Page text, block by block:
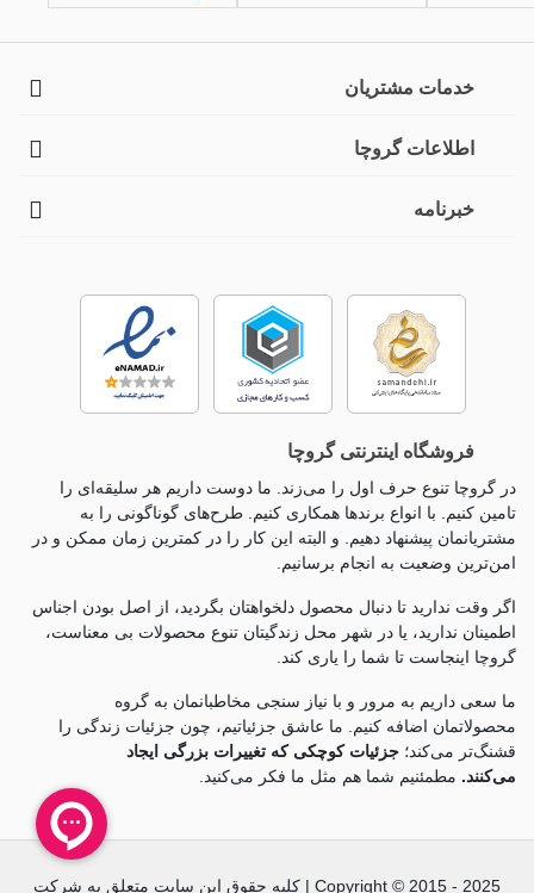
خدمات مشتریان
اطلاعات گروچا
خبرنامه
فروشگاه اینترنتی گروچا
در گروچا تنوع حرف اول را می‌زند. ما دوست داریم هر سلیقه‌ای را
تامین کنیم. با انواع برندها همکاری کنیم. طرح‌های گوناگونی را به
مشتریانمان پیشنهاد دهیم. و البته این کار را در کمترین زمان ممکن و در
امن‌ترین وضعیت به انجام برسانیم.
اگر وقت ندارید تا دنبال محصول دلخواهتان بگردید، از اصل بودن اجناس
اطمینان ندارید، یا در شهر محل زندگیتان تنوع محصولات بی معناست،
گروچا اینجاست تا شما را یاری کند.
ما سعی داریم به مرور و با نیاز سنجی مخاطبانمان به گروه
محصولاتمان اضافه کنیم. ما عاشق جزئياتیم، چون جزئيات زندگی را
قشنگ‌تر می‌کند؛ جزئیات کوچکی که تغییرات بزرگی ایجاد
می‌کنند. مطمئنیم شما هم مثل ما فکر می‌کنید.
Copyright © 2015 - 2025 | کلیه حقوق این سایت متعلق به شرکت